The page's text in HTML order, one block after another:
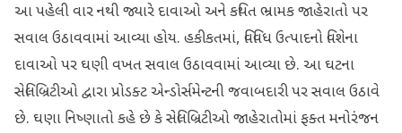
આ પહેલી વાર નથી જ્યારે દાવાઓ અને કથિત ભ્રામક જાહેરાતો પર
સવાલ ઉઠાવવામાં આવ્યા હોય. હકીકતમાં, વિવિધ ઉત્પાદનો વિશેના
દાવાઓ પર ઘણી વખત સવાલ ઉઠાવવામાં આવ્યા છે. આ ઘટના
સેલિબ્રિટીઓ દ્વારા પ્રોડક્ટ એન્ડોર્સમેન્ટની જવાબદારી પર સવાલ ઉઠાવે
છે. ઘણા નિષ્ણાતો કહે છે કે સેલિબ્રિટીઓ જાહેરાતોમાં ફક્ત મનોરંજન